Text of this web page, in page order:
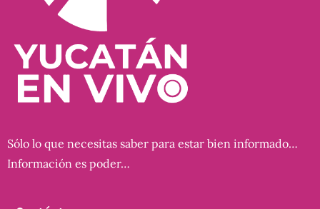
Sólo lo que necesitas saber para estar bien informado…
Información es poder…